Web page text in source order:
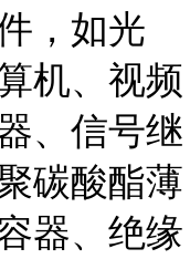
，如光
机、视频
、信号继
碳酸酯薄
器、绝缘